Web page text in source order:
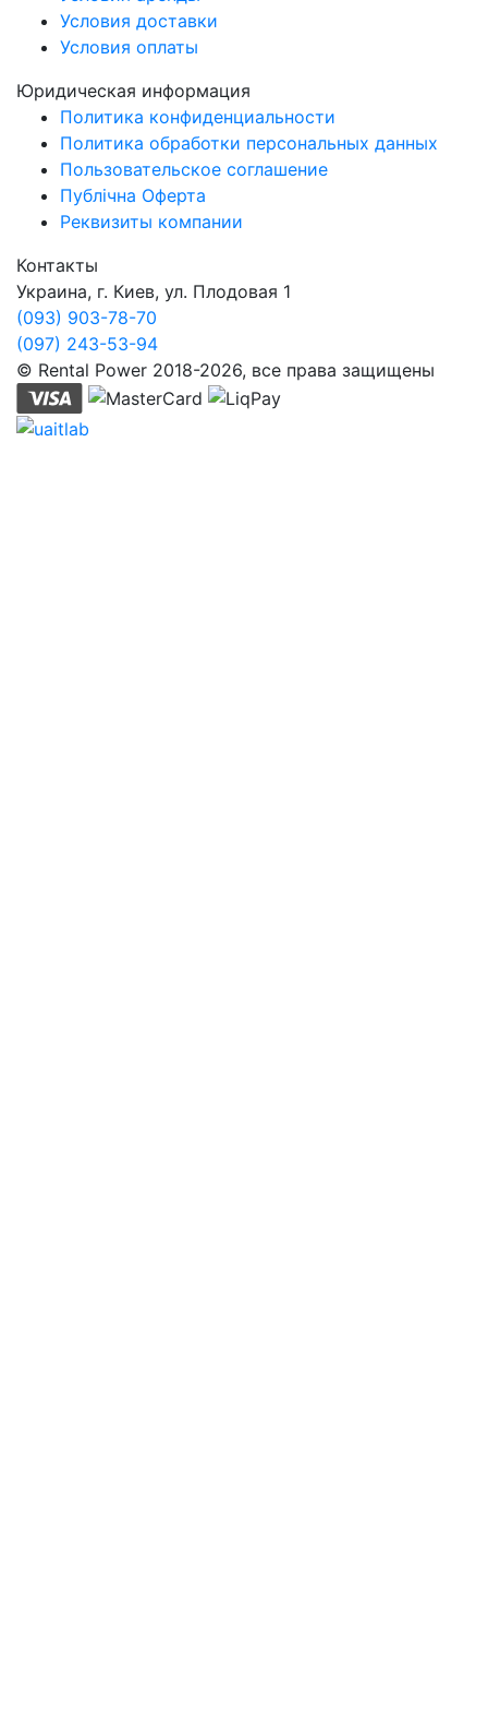
Условия доставки
Условия оплаты
Юридическая информация
Политика конфиденциальности
Политика обработки персональных данных
Пользовательское соглашение
Публічна Оферта
Реквизиты компании
Контакты
Украина, г. Киев, ул. Плодовая 1
(093) 903-78-70
(097) 243-53-94
© Rental Power 2018-2026, все права защищены